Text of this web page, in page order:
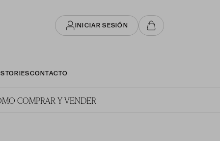
INICIAR SESIÓN
STORIESCONTACTO
COMPRAR Y VENDER